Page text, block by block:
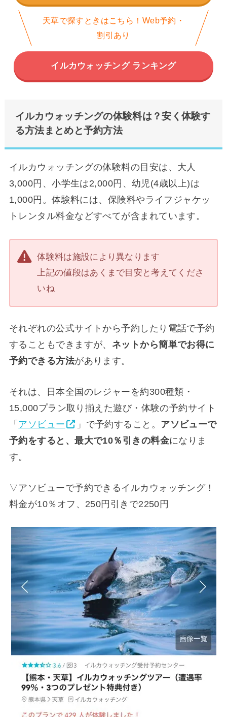
天草で探すときはこちら！Web予約・
割引あり
イルカウォッチング ランキング
イルカウォッチングの体験料は？安く体験す
る方法まとめと予約方法
イルカウォッチングの体験料の目安は、大人
3,000円、小学生は2,000円、幼児(4歳以上)は
1,000円。体験料には、保険料やライフジャケッ
トレンタル料金などすべてが含まれています。
体験料は施設により異なります
上記の値段はあくまで目安と考えてくださ
いね
それぞれの公式サイトから予約したり電話で予約
することもできますが、 ネットから簡単でお得に
予約できる方法があります。
それは、日本全国のレジャーを約300種類・
15,000プラン取り揃えた遊び・体験の予約サイト
「 アソビュー 」で予約すること。 アソビューで
予約をすると、最大で10％引きの料金になりま
す。
▽アソビューで予約できるイルカウォッチング！
料金が10％オフ、250円引きで2250円